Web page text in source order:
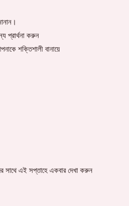
প্রার্থনা করুন
শক্তিশালী বানায়ে
সাথে এই সপ্তাহে একবার দেখা করুন